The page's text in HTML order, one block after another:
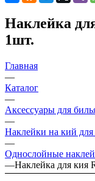
Наклейка
1шт.
Главная
—
Каталог
—
Аксессуары для
—
Наклейки на кий для
—
Однослойные
—Наклейка для кия